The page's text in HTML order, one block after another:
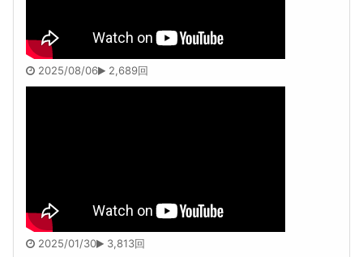
2025/08/06 2,689回
2025/01/30 3,813回